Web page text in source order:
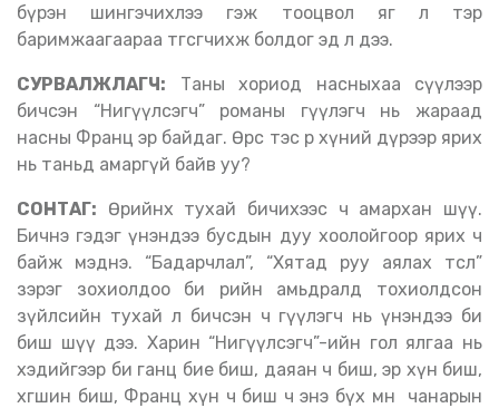
бүрэн шингэчихлээ гэж тооцвол яг л тэр
баримжаагаараа төгсгөчихөж болдог эд л дээ.
СУРВАЛЖЛАГЧ:
Таны хориод насныхаа сүүлээр
бичсэн “Нигүүлсэгч” романы өгүүлэгч нь жараад
насны Франц эр байдаг. Өөрөөсөө тэс өөр хүний дүрээр ярих
нь таньд амаргүй байв уу?
СОНТАГ:
Өөрийнхөө тухай бичихээс ч амархан шүү.
Бичнэ гэдэг үнэндээ бусдын дуу хоолойгоор ярих ч
байж мэднэ. “Бадарчлал”, “Хятад руу аялах төсөл”
зэрэг зохиолдоо би өөрийн амьдралд тохиолдсон
зүйлсийн тухай л бичсэн ч өгүүлэгч нь үнэндээ би
биш шүү дээ. Харин “Нигүүлсэгч”-ийн гол ялгаа нь
хэдийгээр би ганц бие биш, даяан ч биш, эр хүн биш,
хөгшин биш, Франц хүн ч биш ч энэ бүх мөн чанарын